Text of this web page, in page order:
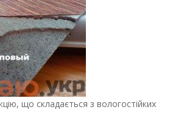
що складається з вологостійких